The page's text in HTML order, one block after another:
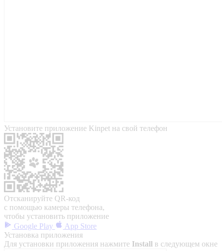
Установите приложение Kinpet на свой телефон
Отсканируйте QR-код
с помощью камеры телефона,
чтобы установить приложение
Google Play
App Store
Установка приложения
Для установки приложения нажмите Install в следующем окне